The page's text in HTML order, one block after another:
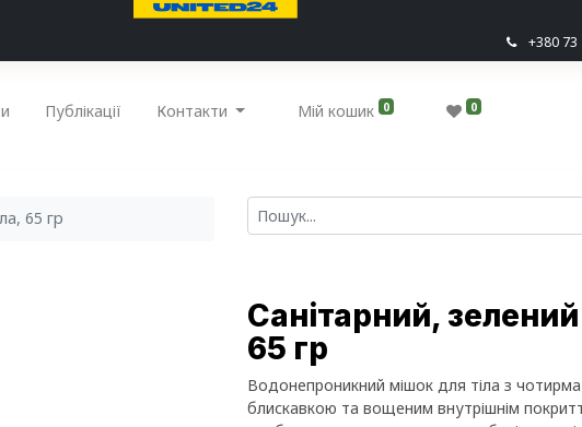
+380 73
Публікації Контакти Мій кошик 0 0
65 гр
Санітарний,
65 гр
Водонепроникний мішок для тіла з
блискавкою та вощеним внутрішнім